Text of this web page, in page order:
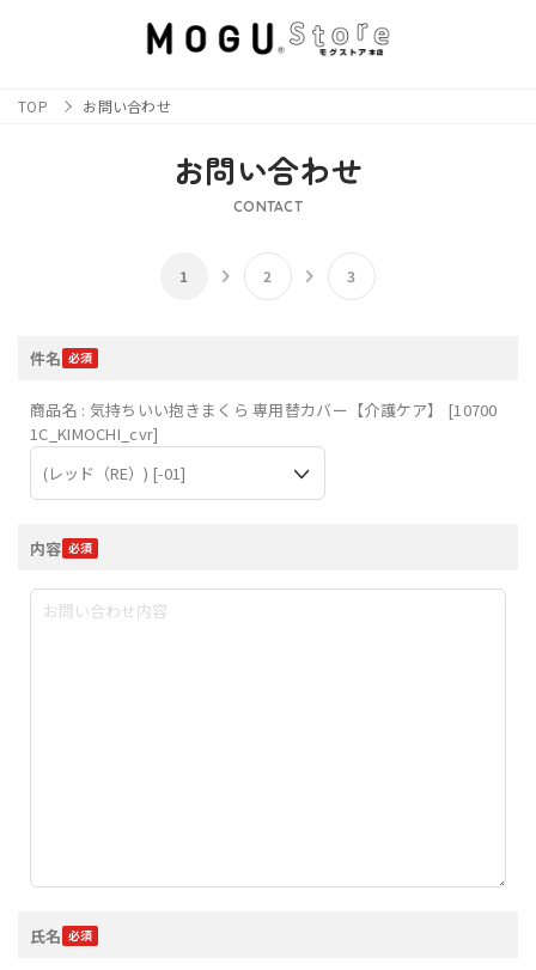
TOP お問い合わせ
お問い合わせ
CONTACT
件名
商品名 : 気持ちいい抱きまくら 専用替カバー【介護ケア】 [10700
1C_KIMOCHI_cvr]
内容
氏名